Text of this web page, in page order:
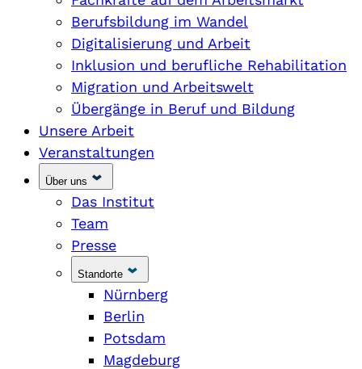
Berufsbildung im Wandel
Digitalisierung und Arbeit
Inklusion und berufliche Rehabilitation
Migration und Arbeitswelt
Übergänge in Beruf und Bildung
Unsere Arbeit
Veranstaltungen
Über uns
Das Institut
Team
Presse
Standorte
Nürnberg
Berlin
Potsdam
Magdeburg